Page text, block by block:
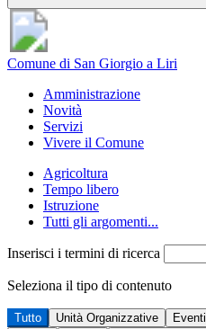
Comune di San Giorgio a Liri
Amministrazione
Novità
Servizi
Vivere il Comune
Agricoltura
Tempo libero
Istruzione
Tutti gli argomenti...
Inserisci i termini di ricerca
Seleziona il tipo di contenuto
Tutto Unità Organizzative Eventi